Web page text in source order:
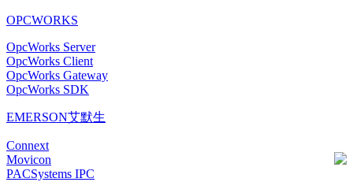
OPCWORKS
OpcWorks Server
OpcWorks Client
OpcWorks Gateway
OpcWorks SDK
EMERSON艾默生
Connext
Movicon
PACSystems IPC